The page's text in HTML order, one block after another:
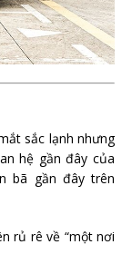
sắc lạnh nhưng
hệ gần đây của
bã gần đây trên
rủ rê về “một nơi